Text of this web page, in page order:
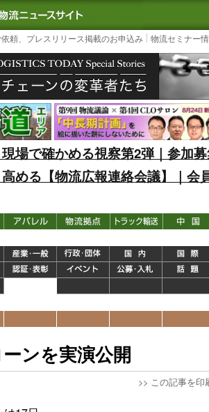
TODAY｜国内最大の物流ニュースサイト
3PL, SCM
頼、プレスリリース掲載のお申込み 物流セミナー
場で確かめる視察第2弾｜参加
める【物流広報連絡会議】｜会
ンを実演公開
>> この記事を印